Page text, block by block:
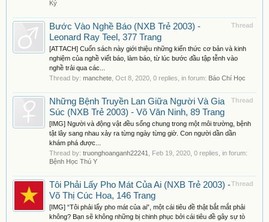
Ký
Thread
Bước Vào Nghề Báo (NXB Trẻ 2003) -
Leonard Ray Teel, 377 Trang
[ATTACH] Cuốn sách này giới thiệu những kiến thức cơ bản và kinh
nghiệm của nghề viết báo, làm báo, từ lúc bước đầu tập tễnh vào
nghề trải qua các...
Thread by: manchete Oct 8, 2020 , 0 replies, in forum: Báo Chí Học
Thread
Những Bệnh Truyền Lan Giữa Người Và Gia
Súc (NXB Trẻ 2003) - Võ Văn Ninh, 89 Trang
[IMG] Người và động vật đều sống chung trong một môi trường, bệnh
tật lây sang nhau xảy ra từng ngày từng giờ. Con người dần dần
khám phá được...
Thread by: truonghoanganh22241 Feb 19, 2020 , 0 replies, in forum:
Bệnh Học Thú Y
Thread
Tôi Phải Lấy Pho Mát Của Ai (NXB Trẻ 2003) -
Võ Thị Cúc Hoa, 146 Trang
[IMG] “Tôi phải lấy pho mát của ai”, một cái tiêu đề thật bắt mắt phải
không? Bạn sẽ không những bị chinh phục bởi cái tiêu đề gây sự tò